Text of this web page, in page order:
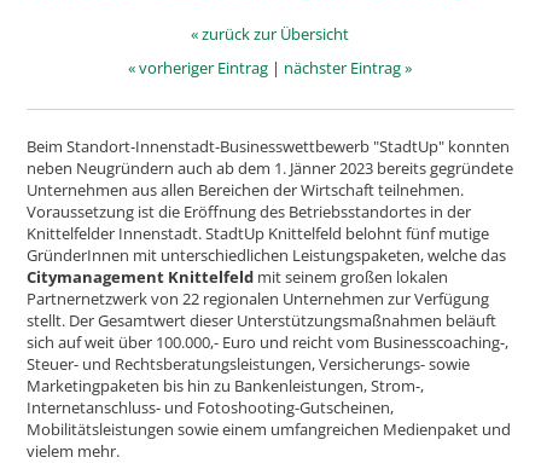
« zurück zur Übersicht
« vorheriger Eintrag | nächster Eintrag »
Beim Standort-Innenstadt-Businesswettbewerb "StadtUp" konnten
neben Neugründern auch ab dem 1. Jänner 2023 bereits gegründete
Unternehmen aus allen Bereichen der Wirtschaft teilnehmen.
Voraussetzung ist die Eröffnung des Betriebsstandortes in der
Knittelfelder Innenstadt. StadtUp Knittelfeld belohnt fünf mutige
GründerInnen mit unterschiedlichen Leistungspaketen, welche das
Citymanagement Knittelfeld mit seinem großen lokalen
Partnernetzwerk von 22 regionalen Unternehmen zur Verfügung
stellt. Der Gesamtwert dieser Unterstützungsmaßnahmen beläuft
sich auf weit über 100.000,- Euro und reicht vom Businesscoaching-,
Steuer- und Rechtsberatungsleistungen, Versicherungs- sowie
Marketingpaketen bis hin zu Bankenleistungen, Strom-,
Internetanschluss- und Fotoshooting-Gutscheinen,
Mobilitätsleistungen sowie einem umfangreichen Medienpaket und
vielem mehr.